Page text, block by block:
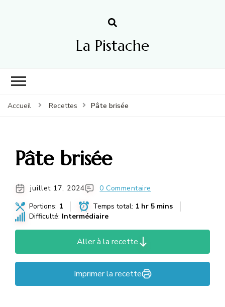
La Pistache
Accueil Recettes Pâte brisée
Pâte brisée
admin_slett
juillet 17, 2024
0 Commentaire
Portions: 1 Temps total: 1 hr 5 mins
Difficulté: Intermédiaire
Aller à la recette
Imprimer la recette